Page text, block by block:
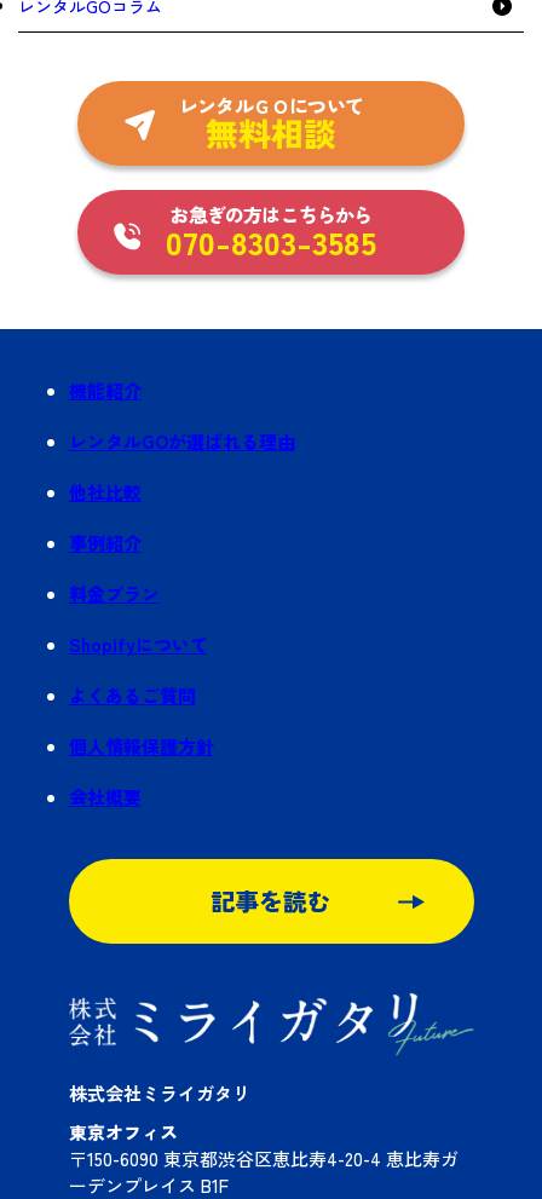
レンタルGOコラム
レンタルＧＯについて
無料相談
お急ぎの方はこちらから
070-8303-3585
機能紹介
レンタルGOが選ばれる理由
他社比較
事例紹介
料金プラン
Shopifyについて
よくあるご質問
個人情報保護方針
会社概要
記事を読む
株式会社ミライガタリ
東京オフィス
〒150-6090 東京都渋谷区恵比寿4-20-4 恵比寿ガ
ーデンプレイス B1F